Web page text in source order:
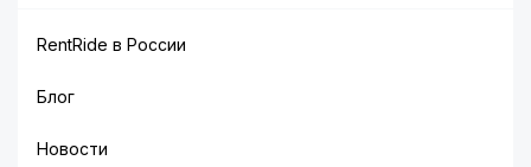
RentRide в России
Блог
Новости